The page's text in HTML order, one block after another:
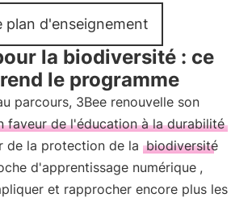
plan d'enseignement
la biodiversité : ce
le programme
parcours, 3Bee renouvelle son
faveur de l'éducation à la durabilité
de la protection de la biodiversité
d'apprentissage numérique ,
et rapprocher encore plus les